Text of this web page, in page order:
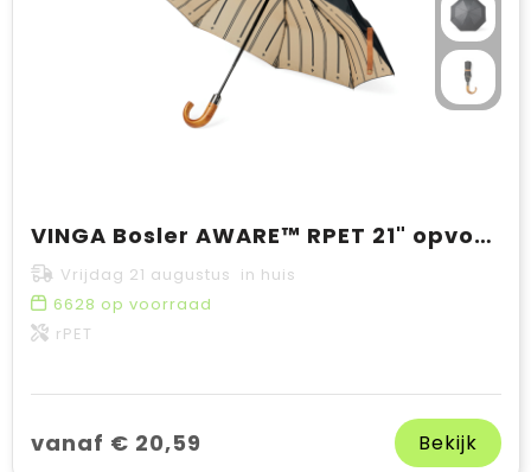
VINGA Bosler AWARE™ RPET 21" opvouwbare paraplu
Vrijdag 21 augustus in huis
6628 op voorraad
rPET
vanaf € 20,59 Bekijk